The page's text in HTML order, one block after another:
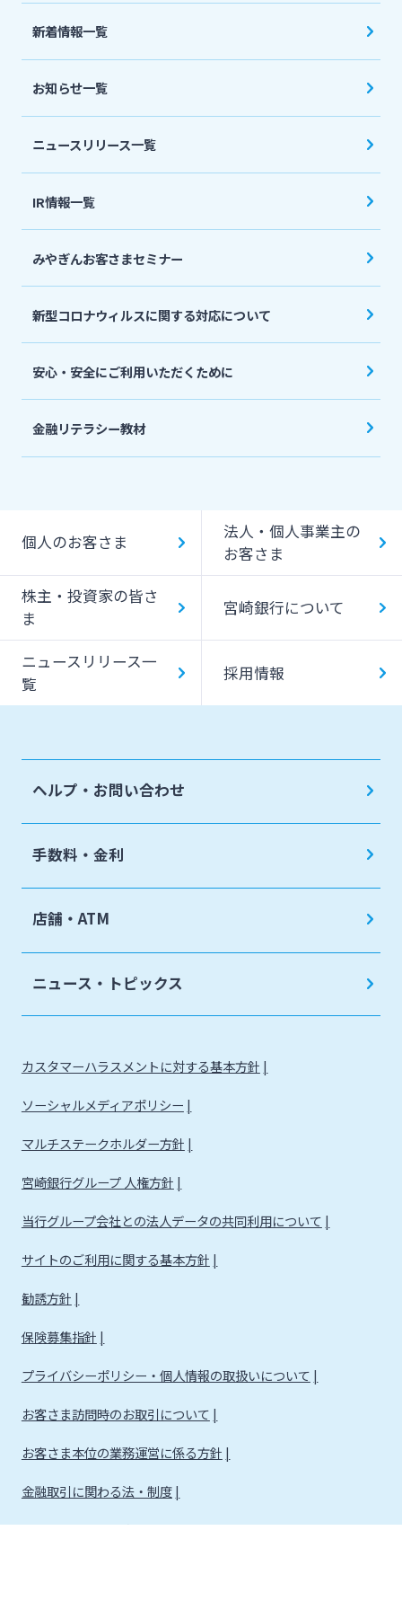
法人・個人事業主のお客さま
宮崎銀行について
ニュースリリース一覧
採用情報
お問い合わせ先一覧
新着情報一覧
お知らせ一覧
ニュースリリース一覧
IR情報一覧
みやぎんお客さまセミナー
新型コロナウィルスに関する対応について
安心・安全にご利用いただくために
金融リテラシー教材
個人のお客さま
法人・個人事業主の
お客さま
株主・投資家の皆さ
ま
宮崎銀行について
ニュースリリース一
覧
採用情報
ヘルプ・お問い合わせ
手数料・金利
店舗・ATM
ニュース・トピックス
カスタマーハラスメントに対する基本方針
ソーシャルメディアポリシー
マルチステークホルダー方針
宮崎銀行グループ 人権方針
当行グループ会社との法人データの共同利用について
サイトのご利用に関する基本方針
勧誘方針
保険募集指針
プライバシーポリシー・個人情報の取扱いについて
お客さま訪問時のお取引について
お客さま本位の業務運営に係る方針
金融取引に関わる法・制度
金融取引に関わる方針